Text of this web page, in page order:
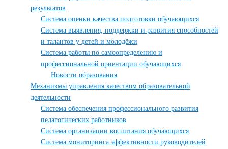
результатов
Система оценки качества подготовки обучающихся
Система выявления, поддержки и развития способностей
и талантов у детей и молодёжи
Система работы по самоопределению и
профессиональной ориентации обучающихся
Новости образования
Механизмы управления качеством образовательной
деятельности
Система обеспечения профессионального развития
педагогических работников
Система организации воспитания обучающихся
Система мониторинга эффективности руководителей